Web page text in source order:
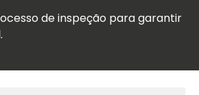
de inspeção para garantir